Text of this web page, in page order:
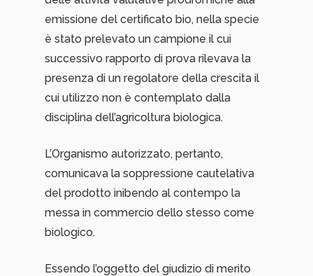
emissione del certificato bio, nella specie
è stato prelevato un campione il cui
successivo rapporto di prova rilevava la
presenza di un regolatore della crescita il
cui utilizzo non è contemplato dalla
disciplina dell’agricoltura biologica.
L’Organismo autorizzato, pertanto,
comunicava la soppressione cautelativa
del prodotto inibendo al contempo la
messa in commercio dello stesso come
biologico.
Essendo l’oggetto del giudizio di merito